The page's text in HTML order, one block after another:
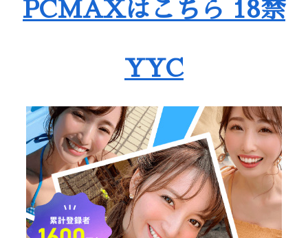
PCMAXはこちら 18禁
YYC